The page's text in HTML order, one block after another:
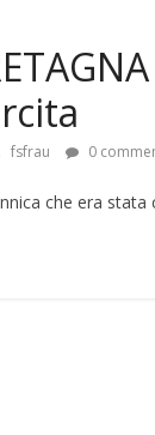
fsfrau 0
che era